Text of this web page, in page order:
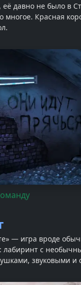
её давно не было в
многое. Красная
— игра вроде
лабиринт с
звуковыми и